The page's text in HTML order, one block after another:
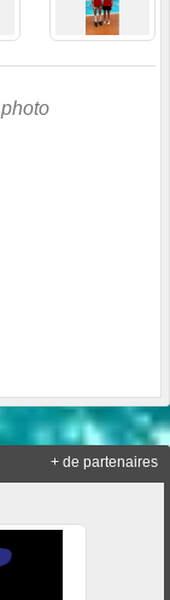
+ de partenaires